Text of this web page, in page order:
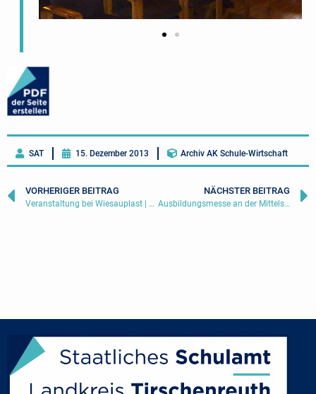
SAT 15. Dezember 2013 Archiv AK Schule-Wirtschaft
VORHERIGER BEITRAG
Veranstaltung bei Wiesauplast | 06. November 2013
NÄCHSTER BEITRAG
Ausbildungsmesse an der Mittelschule Waldsassen | 15. März 2014